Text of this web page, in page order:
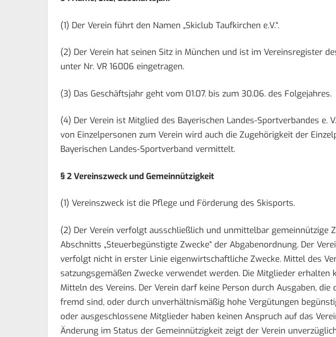
(1) Der Verein führt den Namen „Skiclub Taufkirchen e.V.“.
(2) Der Verein hat seinen Sitz in München und ist im Vereinsregister
unter Nr. VR 16006 eingetragen.
(3) Das Geschäftsjahr geht vom 01.07. bis zum 30.06. des Folgejahres.
(4) Der Verein ist Mitglied des Bayerischen Landes-Sportverbandes e.
von Einzelpersonen zum Verein wird auch die Zugehörigkeit der
Bayerischen Landes-Sportverband vermittelt.
§ 2 Vereinszweck und Gemeinnützigkeit
(1) Vereinszweck ist die Pflege und Förderung des Skisports.
(2) Der Verein verfolgt ausschließlich und unmittelbar gemeinnützige
Abschnitts „Steuerbegünstigte Zwecke“ der Abgabenordnung. Der
verfolgt nicht in erster Linie eigenwirtschaftliche Zwecke. Mittel des
satzungsgemäßen Zwecke verwendet werden. Die Mitglieder erhalten
Mitteln des Vereins. Der Verein darf keine Person durch Ausgaben, die
fremd sind, oder durch unverhältnismäßig hohe Vergütungen
oder ausgeschlossene Mitglieder haben keinen Anspruch auf das
Änderung im Status der Gemeinnützigkeit zeigt der Verein